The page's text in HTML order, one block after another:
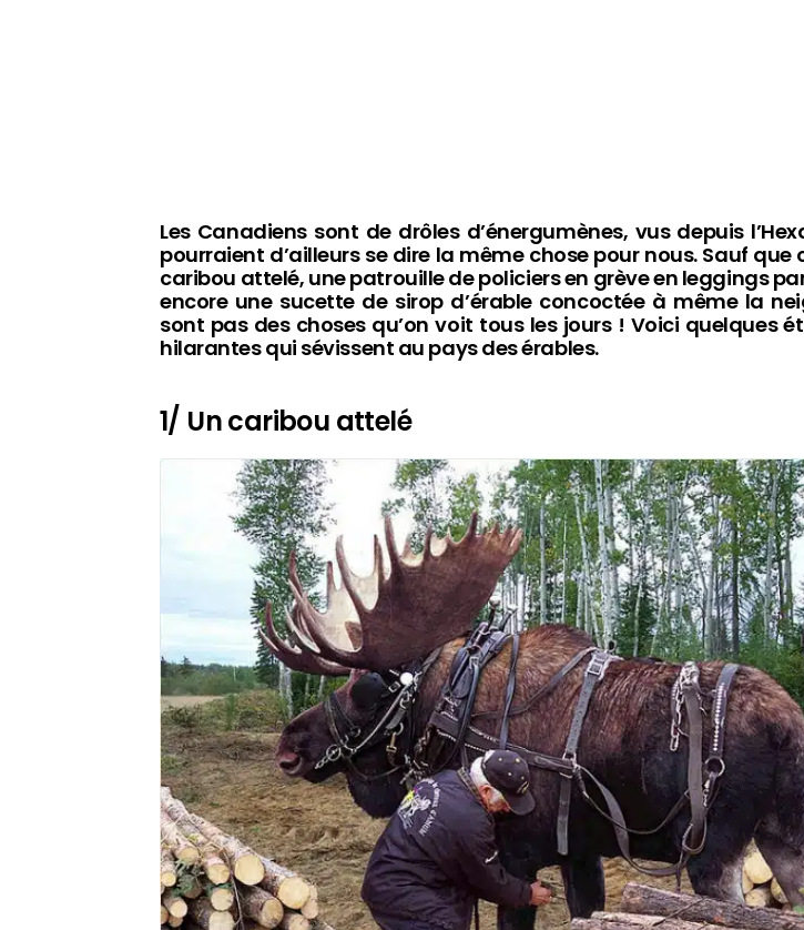
Les Canadiens sont de drôles d’énergumènes, vus depuis
pourraient d’ailleurs se dire la même chose pour nous. Sauf que
caribou attelé, une patrouille de policiers en grève en leggings
encore une sucette de sirop d’érable concoctée à même la
sont pas des choses qu’on voit tous les jours ! Voici quelques
hilarantes qui sévissent au pays des érables.
1/ Un caribou attelé